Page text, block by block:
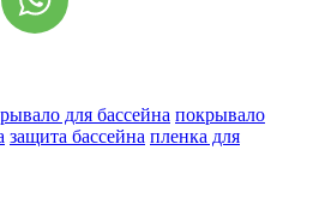
для бассейна покрывало
защита бассейна пленка для